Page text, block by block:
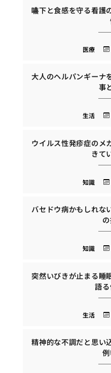
嚥下と食感を守る看護
医療
大人のヘルパンギーナ
事
生活
ウイルス性発疹症のメ
きて
知識
バセドウ病かもしれな
知識
突然いびきが止まる睡
語
生活
精神的な不調だと思い